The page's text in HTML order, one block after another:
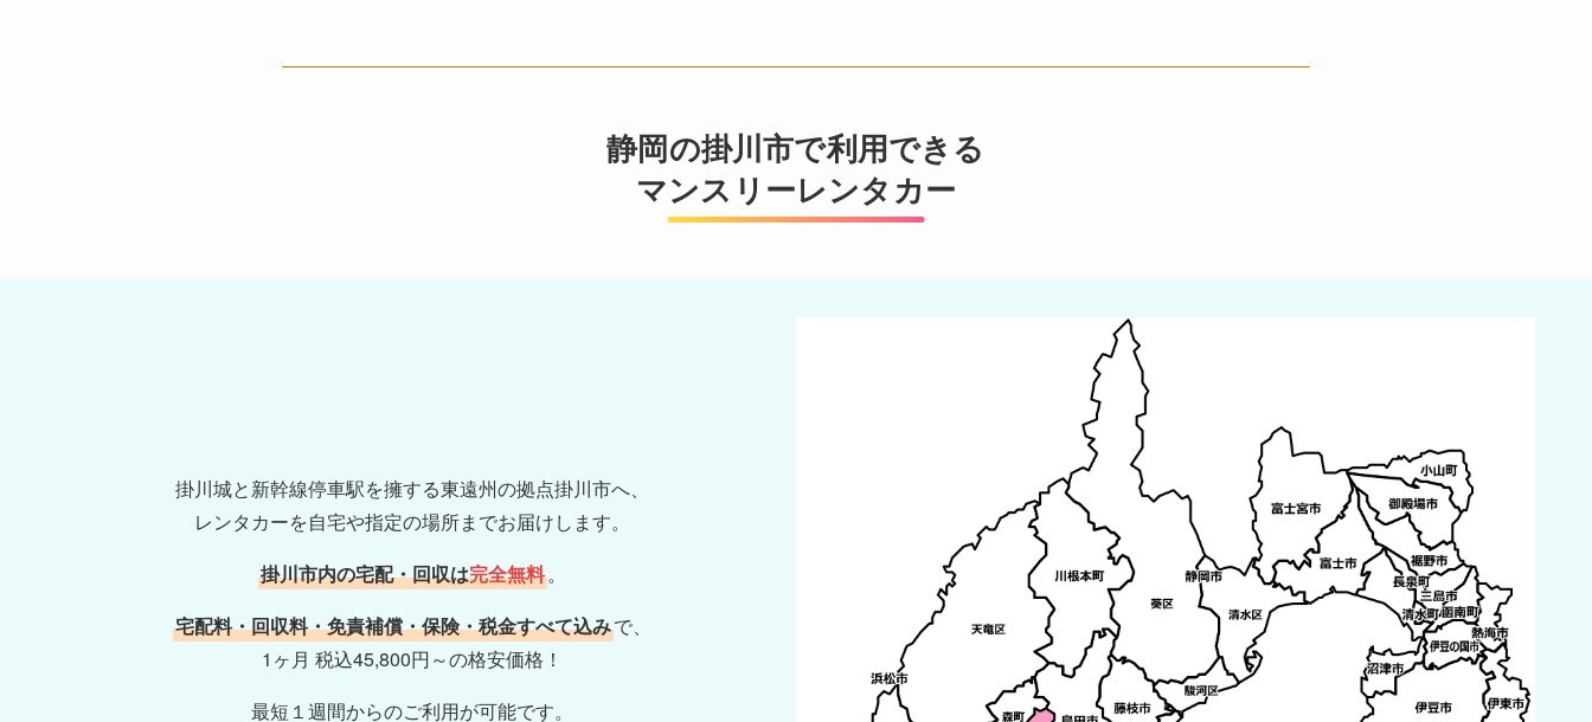
静岡の掛川市で利用できる
マンスリーレンタカー
掛川城と新幹線停車駅を擁する東遠州の拠点掛川市へ、
レンタカーを自宅や指定の場所までお届けします。
掛川市内の宅配・回収は完全無料。
宅配料・回収料・免責補償・保険・税金すべて込みで、
1ヶ月 税込45,800円～の格安価格！
最短１週間からのご利用が可能です。